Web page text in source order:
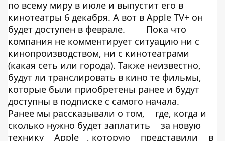
по всему миру в июле и выпустит его в
кинотеатры 6 декабря. А вот в Apple TV+ он
будет доступен в феврале.
Пока что
компания не комментирует ситуацию ни с
кинопроизводством, ни с кинотеатрами
(какая сеть или города). Также неизвестно,
будут ли транслировать в кино те фильмы,
которые были приобретены ранее и будут
доступны в подписке с самого начала.
Ранее мы рассказывали о том,
где, когда и
сколько нужно будет заплатить
за новую
технику
Apple , которую представили
в